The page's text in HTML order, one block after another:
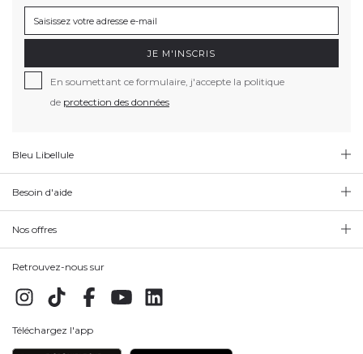
JE M'INSCRIS
En soumettant ce formulaire, j'accepte la politique
de protection des données
Bleu Libellule
Besoin d'aide
Nos offres
Retrouvez-nous sur
Téléchargez l'app